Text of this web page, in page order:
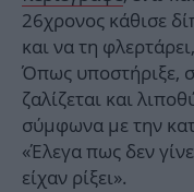
26χρονος κάθισε
και να τη
Όπως υποστήριξε,
ζαλίζεται και
σύμφωνα με την
«Έλεγα πως δεν
είχαν ρίξει».